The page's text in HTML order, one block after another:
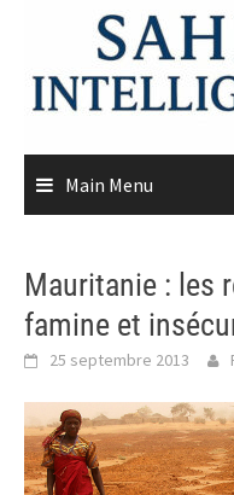
content
Main Menu
Mauritanie : les
famine et
25 septembre 2013